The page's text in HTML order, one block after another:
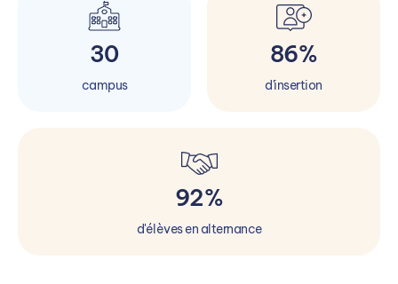
30
campus
86%
d'insertion
92%
d'élèves en alternance